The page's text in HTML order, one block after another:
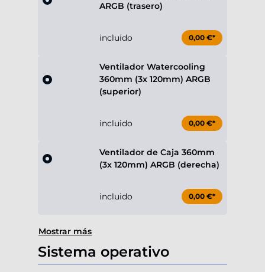
ARGB (trasero)
incluido 0,00 €*
Ventilador Watercooling
360mm (3x 120mm) ARGB
(superior)
incluido 0,00 €*
Ventilador de Caja 360mm
(3x 120mm) ARGB (derecha)
incluido 0,00 €*
Mostrar más
Sistema operativo